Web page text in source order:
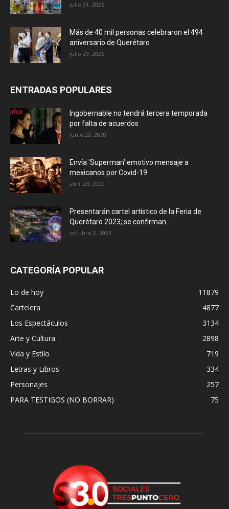
julio 31, 2025
Más de 40 mil personas celebraron el 494
aniversario de Querétaro
julio 29, 2025
ENTRADAS POPULARES
Ingobernable no tendrá tercera temporada
por falta de acuerdos
junio 20, 2020
Envía ‘Superman’ emotivo mensaje a
mexicanos por Covid-19
abril 23, 2020
Presentarán cartel artístico de la Feria de
Querétaro 2023; se confirman...
octubre 2, 2023
CATEGORÍA POPULAR
Lo de hoy
11879
Cartelera
4877
Los Espectáculos
3134
Arte y Cultura
2898
Vida y Estilo
719
Letras y Libros
334
Personajes
257
PARA TESTIGOS (NO BORRAR)
75